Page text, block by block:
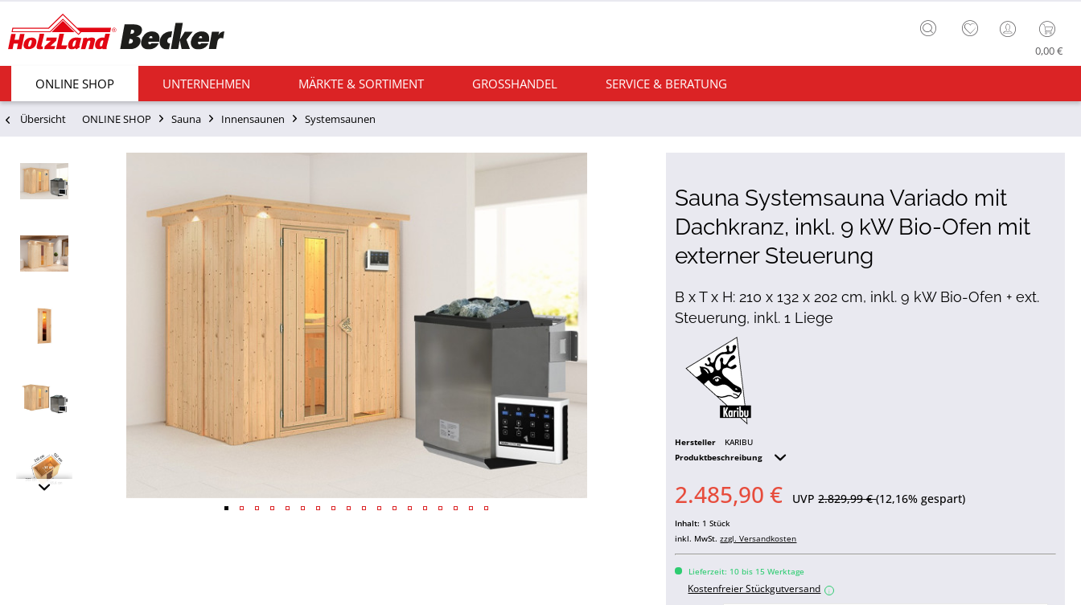
0,00 €
ONLINE SHOP UNTERNEHMEN MÄRKTE & SORTIMENT GROSSHANDEL SERVICE & BERATUNG
Übersicht ONLINE SHOP Sauna Innensaunen Systemsaunen
Sauna Systemsauna Variado mit
Dachkranz, inkl. 9 kW Bio-Ofen mit
externer Steuerung
B x T x H: 210 x 132 x 202 cm, inkl. 9 kW Bio-Ofen + ext.
Steuerung, inkl. 1 Liege
Hersteller
KARIBU
Produktbeschreibung
2.485,90 € UVP2.829,99 €(12,16% gespart)
Inhalt: 1 Stück
inkl. MwSt.zzgl. Versandkosten
Lieferzeit: 10 bis 15 Werktage
Kostenfreier Stückgutversand i